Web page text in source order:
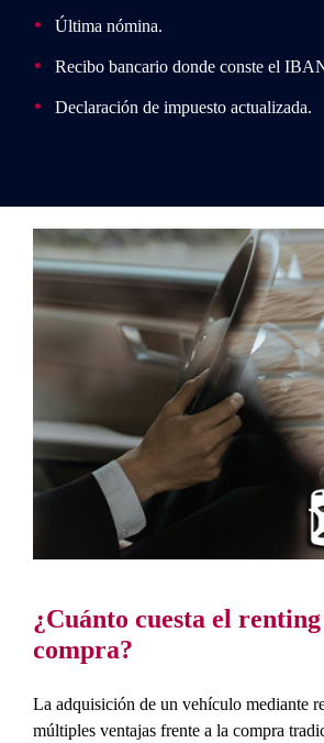
Última nómina.
Recibo bancario donde conste el
Declaración de impuesto actualizada.
¿Cuánto cuesta el
compra?
La adquisición de un vehículo mediante
múltiples ventajas frente a la compra